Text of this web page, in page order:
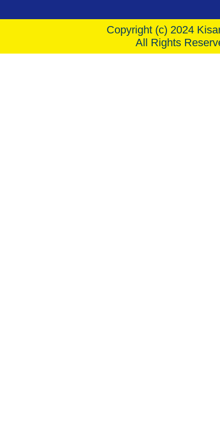
Copyright (c) 2024
All Rights